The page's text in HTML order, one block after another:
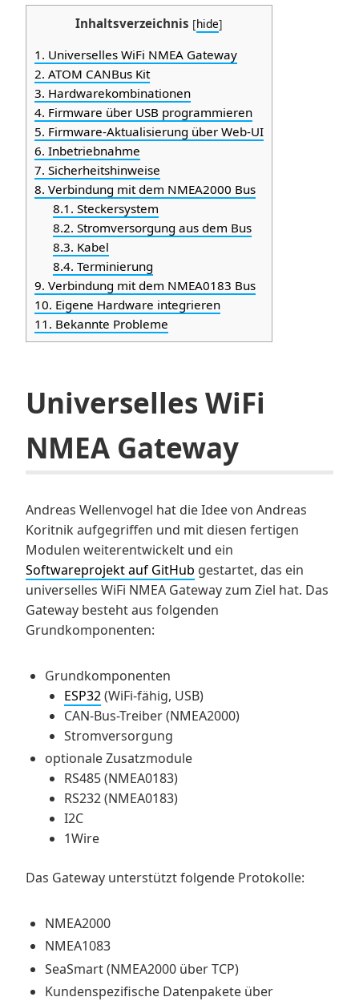
Inhaltsverzeichnis [hide]
1. Universelles WiFi NMEA Gateway
2. ATOM CANBus Kit
3. Hardwarekombinationen
4. Firmware über USB programmieren
5. Firmware-Aktualisierung über Web-UI
6. Inbetriebnahme
7. Sicherheitshinweise
8. Verbindung mit dem NMEA2000 Bus
8.1. Steckersystem
8.2. Stromversorgung aus dem Bus
8.3. Kabel
8.4. Terminierung
9. Verbindung mit dem NMEA0183 Bus
10. Eigene Hardware integrieren
11. Bekannte Probleme
Universelles WiFi
NMEA Gateway
Andreas Wellenvogel hat die Idee von Andreas
Koritnik aufgegriffen und mit diesen fertigen
Modulen weiterentwickelt und ein
Softwareprojekt auf GitHub gestartet, das ein
universelles WiFi NMEA Gateway zum Ziel hat. Das
Gateway besteht aus folgenden
Grundkomponenten:
Grundkomponenten
ESP32(WiFi-fähig, USB)
CAN-Bus-Treiber (NMEA2000)
Stromversorgung
optionale Zusatzmodule
RS485 (NMEA0183)
RS232 (NMEA0183)
I2C
1Wire
Das Gateway unterstützt folgende Protokolle:
NMEA2000
NMEA1083
SeaSmart (NMEA2000 über TCP)
Kundenspezifische Datenpakete über